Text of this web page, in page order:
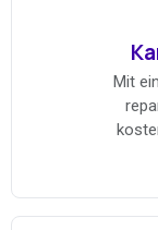
Mit